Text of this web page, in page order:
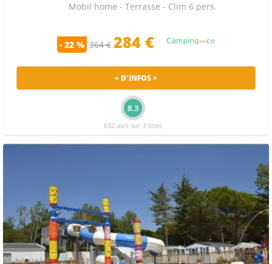
Mobil home - Terrasse - Clim 6 pers.
- 22 % 364 € 284 €
+ D'INFOS >
8.3
632 avis sur 3 sites